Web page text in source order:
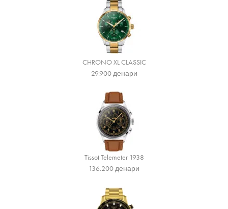
CHRONO XL CLASSIC
29.900денари
Tissot Telemeter 1938
136.200денари